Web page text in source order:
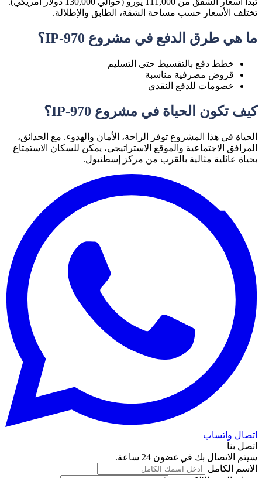
تختلف الأسعار حسب مساحة الشقة، الطابق والإطلالة.
ما هي طرق الدفع في مشروع IP-970؟
خطط دفع بالتقسيط حتى التسليم
قروض مصرفية مناسبة
خصومات للدفع النقدي
كيف تكون الحياة في مشروع IP-970؟
الحياة في هذا المشروع توفر الراحة، الأمان والهدوء. مع الحدائق،
المرافق الاجتماعية والموقع الاستراتيجي، يمكن للسكان الاستمتاع
بحياة عائلية مثالية بالقرب من مركز إسطنبول.
اتصال واتساب
اتصل بنا
سيتم الاتصال بك في غضون 24 ساعة.
الاسم الكامل